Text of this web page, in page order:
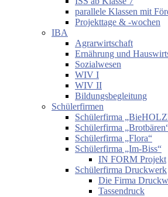
parallele Klassen mit
Projekttage & -wochen
IBA
Agrarwirtschaft
Ernährung und
Sozialwesen
WIV I
WIV II
Bildungsbegleitung
Schülerfirmen
Schülerfirma
Schülerfirma
Schülerfirma „Flora“
Schülerfirma „Im-Biss“
IN FORM Projekt
Schülerfirma Druckwerk
Die Firma
Tassendruck